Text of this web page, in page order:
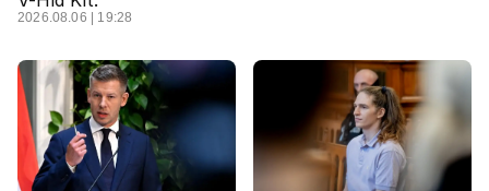
2026.08.06 | 19:28